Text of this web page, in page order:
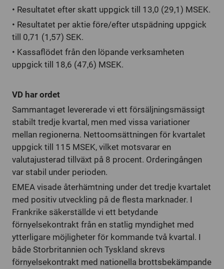
• Resultatet efter skatt uppgick till 13,0 (29,1) MSEK.
• Resultatet per aktie före/efter utspädning uppgick
till 0,71 (1,57) SEK.
• Kassaflödet från den löpande verksamheten
uppgick till 18,6 (47,6) MSEK.
VD har ordet
Sammantaget levererade vi ett försäljningsmässigt
stabilt tredje kvartal, men med vissa variationer
mellan regionerna. Nettoomsättningen för kvartalet
uppgick till 115 MSEK, vilket motsvarar en
valutajusterad tillväxt på 8 procent. Orderingången
var stabil under perioden.
EMEA visade återhämtning under det tredje kvartalet
med positiv utveckling på de flesta marknader. I
Frankrike säkerställde vi ett betydande
förnyelsekontrakt från en statlig myndighet med
ytterligare möjligheter för kommande två kvartal. I
både Storbritannien och Tyskland skrevs
förnyelsekontrakt med nationella brottsbekämpande